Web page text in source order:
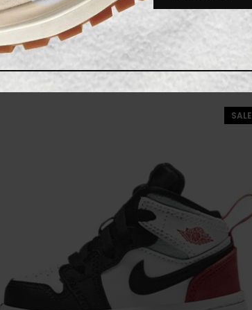
Air Jordan 4 Kids WHAT THE 4
549.00₪
369.00₪
SALE